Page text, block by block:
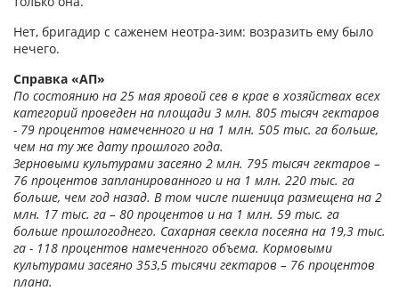
Нет, бригадир с саженем неотра-зим: возразить ему было
нечего.
Справка «АП»
По состоянию на 25 мая яровой сев в крае в хозяйствах всех
категорий проведен на площади 3 млн. 805 тысяч гектаров
- 79 процентов намеченного и на 1 млн. 505 тыс. га больше,
чем на ту же дату прошлого года.
Зерновыми культурами засеяно 2 млн. 795 тысяч гектаров –
76 процентов запланированного и на 1 млн. 220 тыс. га
больше, чем год назад. В том числе пшеница размещена на 2
млн. 17 тыс. га – 80 процентов и на 1 млн. 59 тыс. га
больше прошлогоднего. Сахарная свекла посеяна на 19,3 тыс.
га - 118 процентов намеченного объема. Кормовыми
культурами засеяно 353,5 тысячи гектаров – 76 процентов
плана.